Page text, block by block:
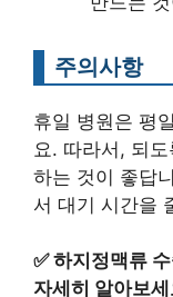
주의사항
휴일 병원은 평
요. 따라서, 되
하는 것이 좋답
서 대기 시간을
✅하지정맥류
자세히 알아보